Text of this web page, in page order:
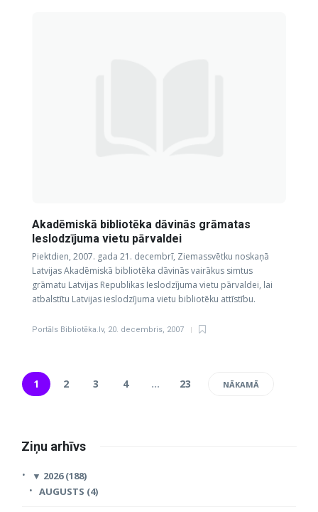
Akadēmiskā bibliotēka dāvinās grāmatas
Ieslodzījuma vietu pārvaldei
Piektdien, 2007. gada 21. decembrī, Ziemassvētku noskaņā
Latvijas Akadēmiskā bibliotēka dāvinās vairākus simtus
grāmatu Latvijas Republikas Ieslodzījuma vietu pārvaldei, lai
atbalstītu Latvijas ieslodzījuma vietu bibliotēku attīstību.
Portāls Bibliotēka.lv, 20. decembris, 2007
1 2 3 4 … 23 NĀKAMĀ
Ziņu arhīvs
▼ 2026 (188)
AUGUSTS (4)